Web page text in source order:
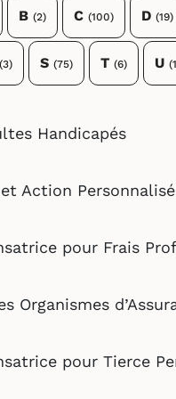
B (2) C (100) D (19)
(3) S (75) T (6) U
Handicapés
Action
pour Frais
Organismes
pour Tierce